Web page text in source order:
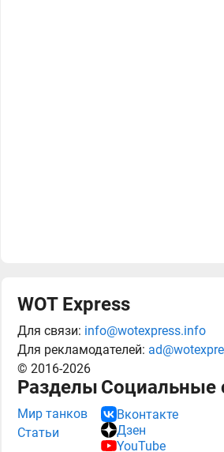
WOT Express
Для связи: info@wotexpress.info
Для рекламодателей:
© 2016-2026
Разделы
Мир танков
Статьи
Социальные
Вконтакте
Дзен
YouTube